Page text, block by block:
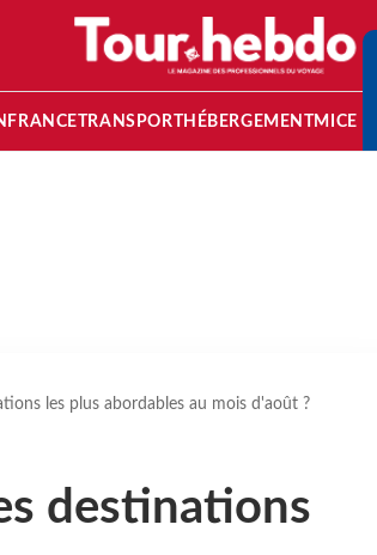
FRANCETRANSPORT HÉBERGEMENTMICE
les plus abordables au mois d'août ?
destinations